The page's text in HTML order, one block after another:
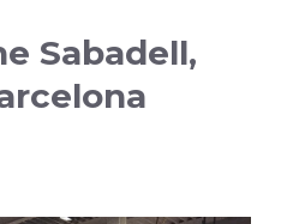
Sabadell,